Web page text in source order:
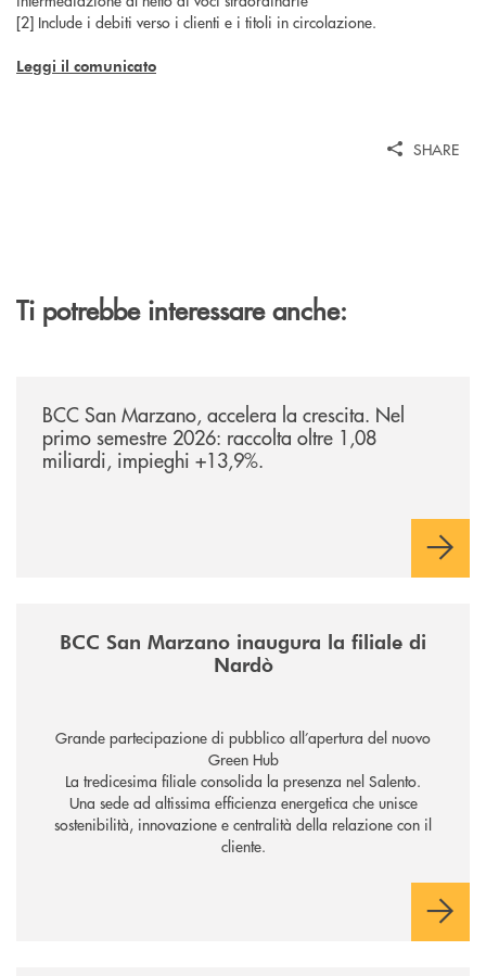
[2] Include i debiti verso i clienti e i titoli in circolazione.
Leggi il comunicato
SHARE
Ti potrebbe interessare anche:
BCC San Marzano, accelera la crescita. Nel
primo semestre 2026: raccolta oltre 1,08
miliardi, impieghi +13,9%.
BCC San Marzano inaugura la filiale di
Nardò
Grande partecipazione di pubblico all’apertura del nuovo
Green Hub
La tredicesima filiale consolida la presenza nel Salento.
Una sede ad altissima efficienza energetica che unisce
sostenibilità, innovazione e centralità della relazione con il
cliente.